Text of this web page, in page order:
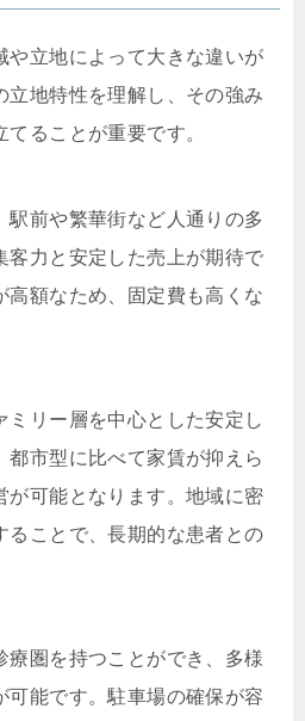
や立地によって大きな違いが
立地特性を理解し、その強み
ることが重要です。
駅前や繁華街など人通りの多
客力と安定した売上が期待で
高額なため、固定費も高くな
ミリー層を中心とした安定し
都市型に比べて家賃が抑えら
が可能となります。地域に密
ることで、長期的な患者との
療圏を持つことができ、多様
可能です。駐車場の確保が容